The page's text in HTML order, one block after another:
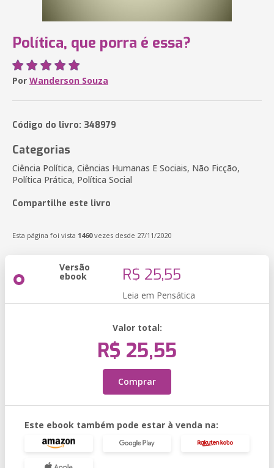
Política, que porra é essa?
Por Wanderson Souza
Código do livro: 348979
Categorias
Ciência Política, Ciências Humanas E Sociais, Não Ficção,
Política Prática, Política Social
Compartilhe este livro
Esta página foi vista 1460vezes desde 27/11/2020
Versão
ebook R$ 25,55
Leia em Pensática
Valor total:
R$ 25,55
Comprar
Este ebook também pode estar à venda na: